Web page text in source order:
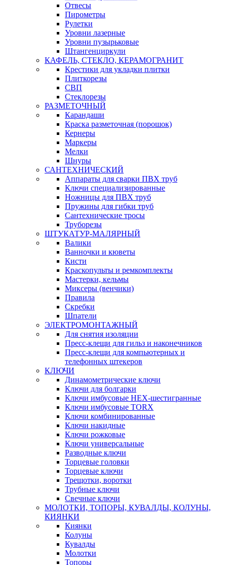
Отвесы
Пирометры
Рулетки
Уровни лазерные
Уровни пузырьковые
Штангенциркули
КАФЕЛЬ, СТЕКЛО, КЕРАМОГРАНИТ
Крестики для укладки плитки
Плиткорезы
СВП
Стеклорезы
РАЗМЕТОЧНЫЙ
Карандаши
Краска разметочная (порошок)
Кернеры
Маркеры
Мелки
Шнуры
САНТЕХНИЧЕСКИЙ
Аппараты для сварки ПВХ труб
Ключи специализированные
Ножницы для ПВХ труб
Пружины для гибки труб
Сантехнические тросы
Труборезы
ШТУКАТУР-МАЛЯРНЫЙ
Валики
Ванночки и кюветы
Кисти
Краскопульты и ремкомплекты
Мастерки, кельмы
Миксеры (венчики)
Правила
Скребки
Шпатели
ЭЛЕКТРОМОНТАЖНЫЙ
Для снятия изоляции
Пресс-клещи для гильз и наконечников
Пресс-клещи для компьютерных и
телефонных штекеров
КЛЮЧИ
Динамометрические ключи
Ключи для болгарки
Ключи имбусовые HEX-шестигранные
Ключи имбусовые TORX
Ключи комбинированные
Ключи накидные
Ключи рожковые
Ключи универсальные
Разводные ключи
Торцевые головки
Торцевые ключи
Трещотки, воротки
Трубные ключи
Свечные ключи
МОЛОТКИ, ТОПОРЫ, КУВАЛДЫ, КОЛУНЫ,
КИЯНКИ
Киянки
Колуны
Кувалды
Молотки
Топоры